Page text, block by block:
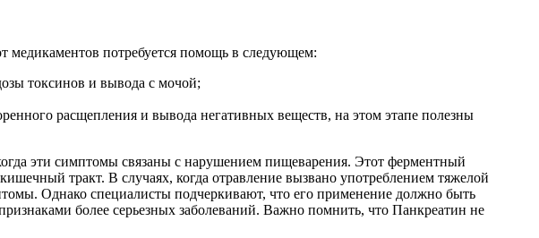
медикаментов потребуется помощь в следующем:
токсинов и вывода с мочой;
расщепления и вывода негативных веществ, на этом этапе полезны
эти симптомы связаны с нарушением пищеварения. Этот ферментный
тракт. В случаях, когда отравление вызвано употреблением тяжелой
Однако специалисты подчеркивают, что его применение должно быть
более серьезных заболеваний. Важно помнить, что Панкреатин не